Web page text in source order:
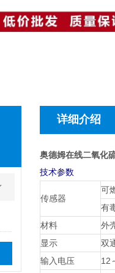
详细介绍
奥德姆在线二氧化
技术参数
传感器
可
有
材料
外
显示
双
输入电压
12